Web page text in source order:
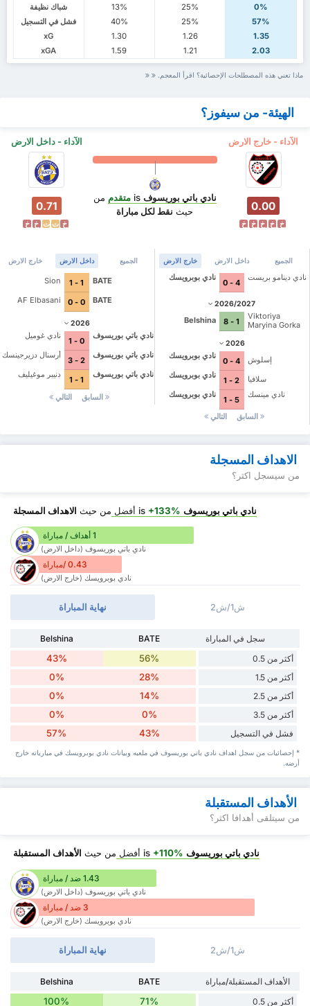
شباك نظيفة
13% 25%
0%
فشل في التسجيل
40% 25%
57%
xG
1.30 1.26
1.35
xGA
1.59 1.21 2.03
ماذا تعني هذه المصطلحات الإحصائية؟ اقرأ المعجم.
الهيئة- من سيفوز؟
الآداء - داخل الارض الآداء - خارج الارض
0.71
خ ت ت خ خ
نادي باتي بوريسوف is متقدم من
حيث نقط لكل مباراة 0.00
خ خ خ خ خ
الجميع داخل الارض خارج الارض
Sion 1 - 1
BATE
AF Elbasani
0 - 0 BATE
2026
نادي غوميل
0 - 1
نادي باتي بوريسوف
أرسنال دزيرجينسك
2 - 3
نادي باتي بوريسوف
دنيبر موغيليف
1 - 1
نادي باتي بوريسوف
السابق التالي
الجميع داخل الارض خارج الارض
نادي بوبرويسك
4 - 0
نادي دينامو بريست
2026/2027
Belshina 1 - 8
Viktoriya
Maryina Gorka
2026
نادي بوبرويسك
4 - 0
إسلوش
نادي بوبرويسك
2 - 1
سلافيا
نادي بوبرويسك
5 - 1
نادي مينسك
السابق التالي
الاهداف المسجلة
من سيسجل اكثر؟
نادي باتي بوريسوف +133% أفضل من حيث الاهداف المسجلة
1 أهداف / مباراة
نادي باتي بوريسوف (داخل الارض)
0.43 /مباراة
نادي بوبرويسك (خارج الارض)
نهاية المباراة ش1/ش2
سجل في المباراة BATE
Belshina
أكثر من 0.5
56%
43%
أكثر من 1.5 28%
0%
أكثر من 2.5 14%
0%
أكثر من 3.5 0%
0%
فشل في التسجيل 43%
57%
* إحصائيات من سجل اهداف نادي باتي بوريسوف في ملعبه وبيانات نادي بوبرويسك في مبارياته خارج
أرضه.
الأهداف المستقبلة
من سيتلقى أهدافا اكثر؟
نادي باتي بوريسوف +110% أفضل من حيث الأهداف المستقبلة
1.43 ضد / مباراة
نادي باتي بوريسوف (داخل الارض)
3 ضد / مباراة
نادي بوبرويسك (خارج الارض)
نهاية المباراة ش1/ش2
الأهداف المستقبلة/مباراة BATE
Belshina
أكثر من 0.5
71%
100%